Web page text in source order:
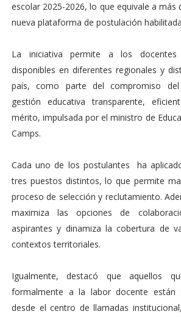
escolar 2025-2026, lo que equivale a más
nueva plataforma de postulación
La iniciativa permite a los docentes
disponibles en diferentes regionales y
país, como parte del compromiso
gestión educativa transparente,
mérito, impulsada por el ministro de
Camps.
Cada uno de los postulantes ha
tres puestos distintos, lo que permite
proceso de selección y reclutamiento.
maximiza las opciones de
aspirantes y dinamiza la cobertura de
contextos territoriales.
Igualmente, destacó que aquellos
formalmente a la labor docente están
desde el centro de llamadas